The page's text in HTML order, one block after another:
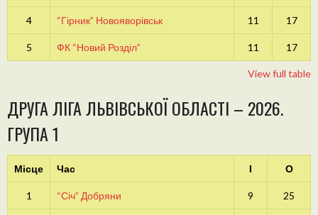
4 “Гірник” Новояворівськ 11 17
5 ФК “Новий Розділ” 11 17
View full table
ДРУГА ЛІГА ЛЬВІВСЬКОЇ ОБЛАСТІ – 2026.
ГРУПА 1
Місце Час І О
1 “Січ” Добряни 9 25